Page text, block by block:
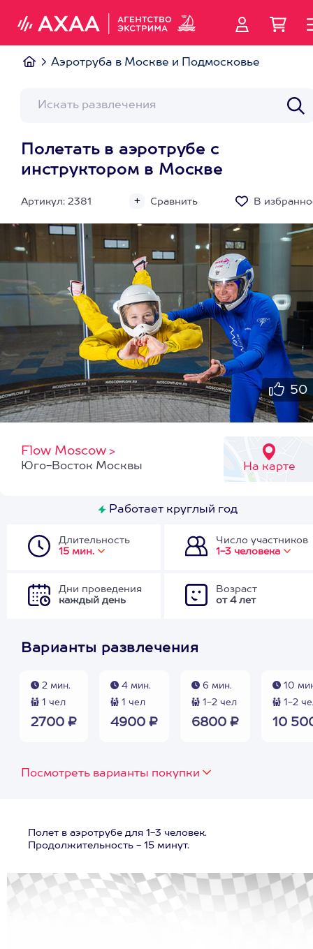
Аэротруба в Москве и Подмосковье
Полетать в аэротрубе с
инструктором в Москве
Артикул: 2381 Сравнить В
50
Flow Moscow >
На карте
Юго-Восток Москвы
Работает круглый год
Длительность
15 мин.
Число участников
1-3 человека
Дни проведения
каждый день
Возраст
от 4 лет
Варианты развлечения
2 мин.
1 чел
2700 ₽
4 мин.
1 чел
4900 ₽
6 мин.
1-2 чел
6800 ₽
10
1-2
10
Посмотреть варианты покупки
Полет в аэротрубе для 1-3 человек.
Продолжительность - 15 минут.